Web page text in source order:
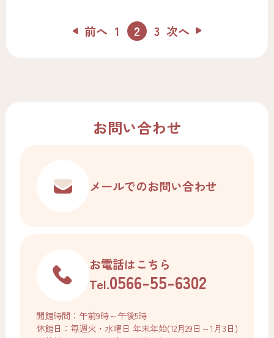
前へ 1 2 3 次へ
お問い合わせ
メールでのお問い合わせ
お電話はこちら
Tel.0566-55-6302
開館時間：午前9時～午後5時
休館日：毎週火・水曜日 年末年始(12月29日～1月3日)